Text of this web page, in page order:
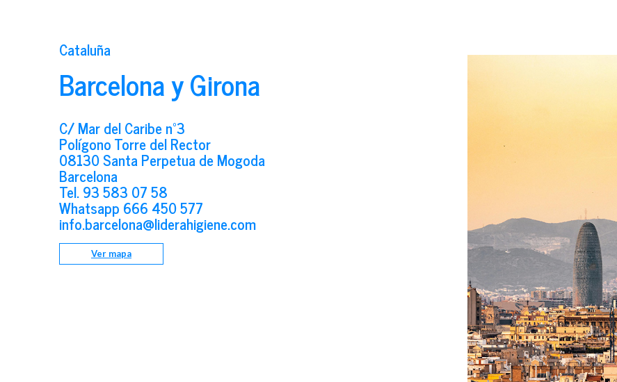
Cataluña
Barcelona y Girona
C/ Mar del Caribe nº3
Polígono Torre del Rector
08130 Santa Perpetua de Mogoda
Barcelona
Tel.93 583 07 58
Whatsapp 666 450 577
info.barcelona@liderahigiene.com
Ver mapa